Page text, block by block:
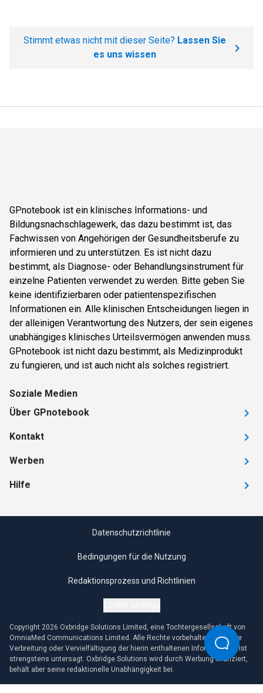
Stimmt etwas nicht mit dieser Seite? Lassen Sie
es uns wissen
GPnotebook ist ein klinisches Informations- und
Bildungsnachschlagewerk, das dazu bestimmt ist, das
Fachwissen von Angehörigen der Gesundheitsberufe zu
informieren und zu unterstützen. Es ist nicht dazu
bestimmt, als Diagnose- oder Behandlungsinstrument für
einzelne Patienten verwendet zu werden. Bitte geben Sie
keine identifizierbaren oder patientenspezifischen
Informationen ein. Alle klinischen Entscheidungen liegen in
der alleinigen Verantwortung des Nutzers, der sein eigenes
unabhängiges klinisches Urteilsvermögen anwenden muss.
GPnotebook ist nicht dazu bestimmt, als Medizinprodukt
zu fungieren, und ist auch nicht als solches registriert.
Soziale Medien
Über GPnotebook
Kontakt
Werben
Hilfe
Datenschutzrichtlinie
Bedingungen für die Nutzung
Redaktionsprozess und Richtlinien
Copyright 2026 Oxbridge Solutions Limited, eine Tochtergesellschaft von
OmniaMed Communications Limited. Alle Rechte vorbehalten. Jegliche
Verbreitung oder Vervielfältigung der hierin enthaltenen Informationen ist
strengstens untersagt. Oxbridge Solutions wird durch Werbung finanziert,
behält aber seine redaktionelle Unabhängigkeit bei.